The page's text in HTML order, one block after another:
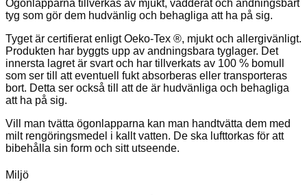
Ögonlapparna tillverkas av mjukt, vadderat och andningsbart
tyg som gör dem hudvänlig och behagliga att ha på sig.
Tyget är certifierat enligt Oeko-Tex ®, mjukt och allergivänligt.
Produkten har byggts upp av andningsbara tyglager. Det
innersta lagret är svart och har tillverkats av 100 % bomull
som ser till att eventuell fukt absorberas eller transporteras
bort. Detta ser också till att de är hudvänliga och behagliga
att ha på sig.
Vill man tvätta ögonlapparna kan man handtvätta dem med
milt rengöringsmedel i kallt vatten. De ska lufttorkas för att
bibehålla sin form och sitt utseende.
Miljö